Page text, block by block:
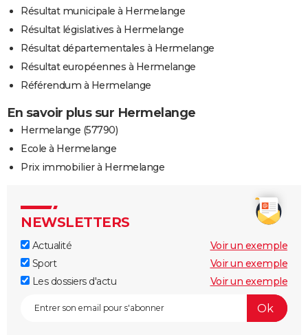
Résultat municipale à Hermelange
Résultat législatives à Hermelange
Résultat départementales à Hermelange
Résultat européennes à Hermelange
Référendum à Hermelange
En savoir plus sur Hermelange
Hermelange (57790)
Ecole à Hermelange
Prix immobilier à Hermelange
NEWSLETTERS
Actualité
Voir un exemple
Sport
Voir un exemple
Les dossiers d'actu
Voir un exemple